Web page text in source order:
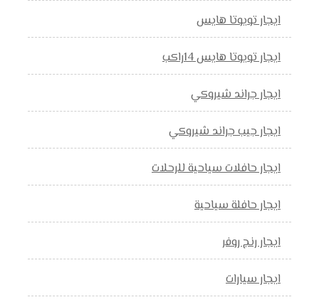
ايجار تويوتا هايس
ايجار تويوتا هايس 14راكب
ايجار جراند شيروكي
ايجار جيب جراند شيروكي
ايجار حافلات سياحية للرحلات
ايجار حافلة سياحية
ايجار رنج روفر
ايجار سيارات